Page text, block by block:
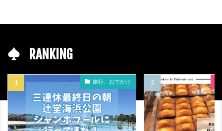
RANKING
旅行、おでかけ